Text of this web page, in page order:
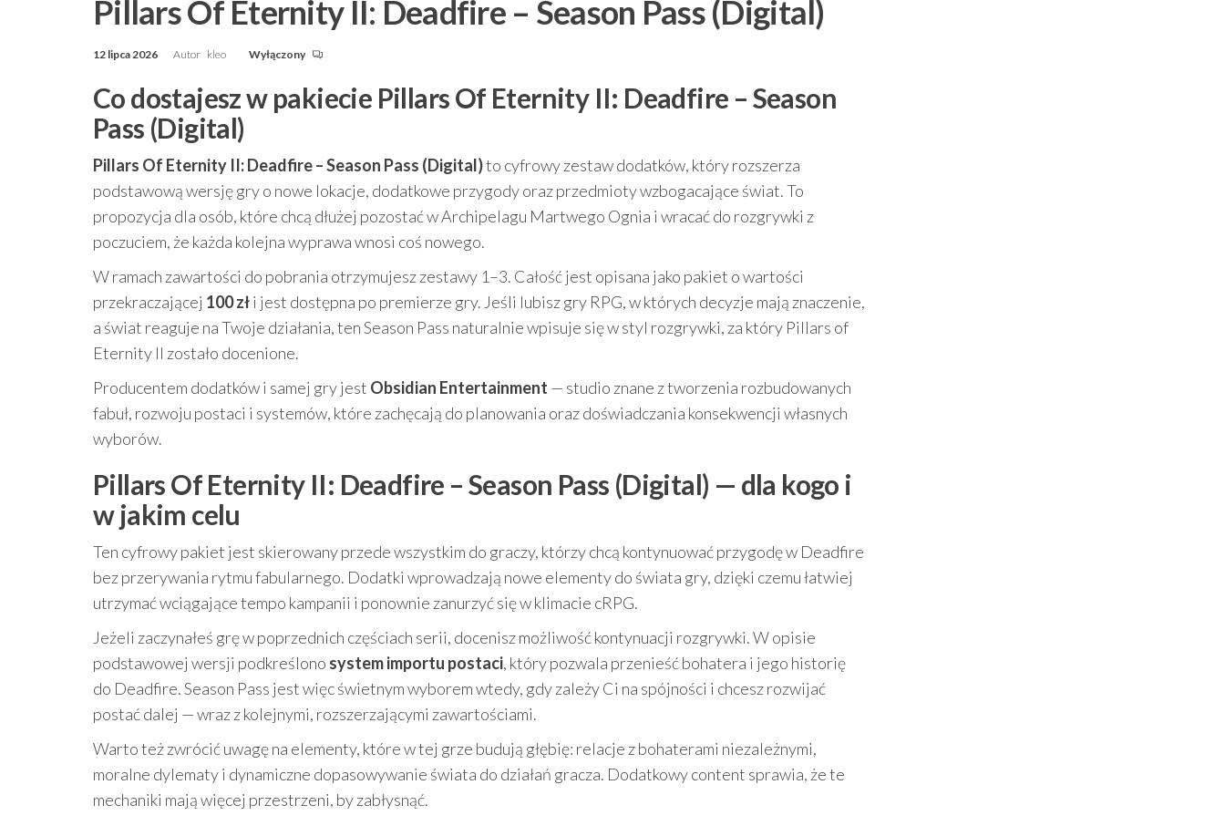
Pillars Of Eternity II: Deadfire – Season Pass (Digital)
12 lipca 2026 Autor kleo Wyłączony
Co dostajesz w pakiecie Pillars Of Eternity II: Deadfire – Season
Pass (Digital)
Pillars Of Eternity II: Deadfire – Season Pass (Digital)to cyfrowy zestaw dodatków, który rozszerza
podstawową wersję gry o nowe lokacje, dodatkowe przygody oraz przedmioty wzbogacające świat. To
propozycja dla osób, które chcą dłużej pozostać w Archipelagu Martwego Ognia i wracać do rozgrywki z
poczuciem, że każda kolejna wyprawa wnosi coś nowego.
W ramach zawartości do pobrania otrzymujesz zestawy 1–3. Całość jest opisana jako pakiet o wartości
przekraczającej 100 złi jest dostępna po premierze gry. Jeśli lubisz gry RPG, w których decyzje mają znaczenie,
a świat reaguje na Twoje działania, ten Season Pass naturalnie wpisuje się w styl rozgrywki, za który Pillars of
Eternity II zostało docenione.
Producentem dodatków i samej gry jest Obsidian Entertainment — studio znane z tworzenia rozbudowanych
fabuł, rozwoju postaci i systemów, które zachęcają do planowania oraz doświadczania konsekwencji własnych
wyborów.
Pillars Of Eternity II: Deadfire – Season Pass (Digital) — dla kogo i
w jakim celu
Ten cyfrowy pakiet jest skierowany przede wszystkim do graczy, którzy chcą kontynuować przygodę w Deadfire
bez przerywania rytmu fabularnego. Dodatki wprowadzają nowe elementy do świata gry, dzięki czemu łatwiej
utrzymać wciągające tempo kampanii i ponownie zanurzyć się w klimacie cRPG.
Jeżeli zaczynałeś grę w poprzednich częściach serii, docenisz możliwość kontynuacji rozgrywki. W opisie
podstawowej wersji podkreślono system importu postaci, który pozwala przenieść bohatera i jego historię
do Deadfire. Season Pass jest więc świetnym wyborem wtedy, gdy zależy Ci na spójności i chcesz rozwijać
postać dalej — wraz z kolejnymi, rozszerzającymi zawartościami.
Warto też zwrócić uwagę na elementy, które w tej grze budują głębię: relacje z bohaterami niezależnymi,
moralne dylematy i dynamiczne dopasowywanie świata do działań gracza. Dodatkowy content sprawia, że te
mechaniki mają więcej przestrzeni, by zabłysnąć.